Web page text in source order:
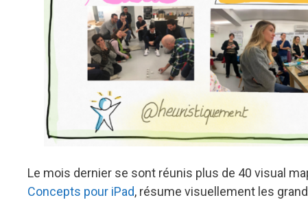
Le mois dernier se sont réunis plus de 40 visual
Concepts pour iPad, résume visuellement les